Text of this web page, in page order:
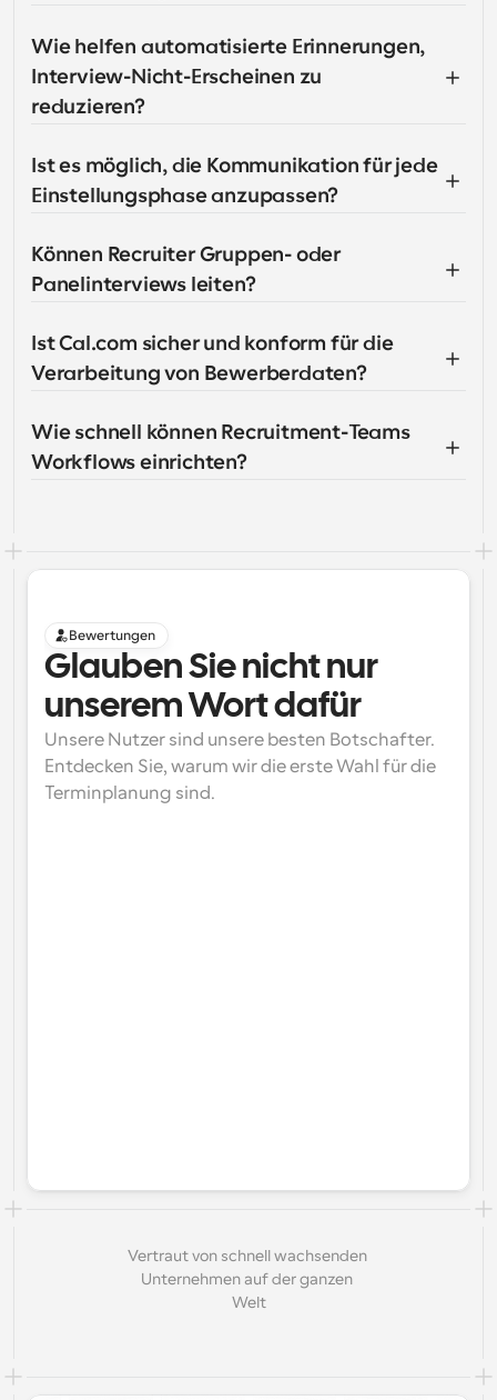
Wie helfen automatisierte Erinnerungen,
Interview-Nicht-Erscheinen zu
reduzieren?
Ist es möglich, die Kommunikation für jede
Einstellungsphase anzupassen?
Können Recruiter Gruppen- oder
Panelinterviews leiten?
Ist Cal.com sicher und konform für die
Verarbeitung von Bewerberdaten?
Wie schnell können Recruitment-Teams
Workflows einrichten?
Bewertungen
Glauben Sie nicht nur
unserem Wort dafür
Unsere Nutzer sind unsere besten Botschafter.
Entdecken Sie, warum wir die erste Wahl für die
Terminplanung sind.
Vertraut von schnell wachsenden
Unternehmen auf der ganzen
Welt